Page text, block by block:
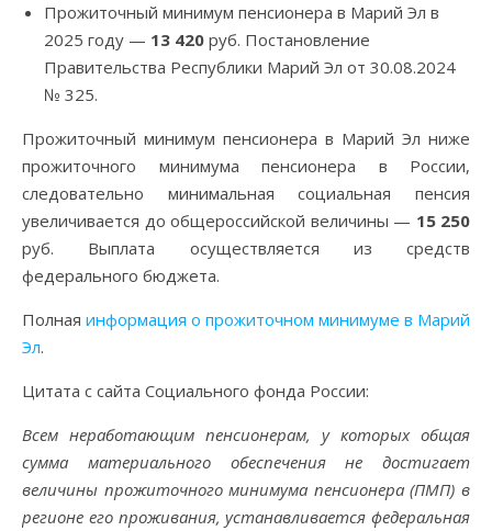
Прожиточный минимум пенсионера в Марий Эл в
2025 году — 13 420 руб. Постановление
Правительства Республики Марий Эл от 30.08.2024
№ 325.
Прожиточный минимум пенсионера в Марий Эл ниже
прожиточного минимума пенсионера в России,
следовательно минимальная социальная пенсия
увеличивается до общероссийской величины — 15 250
руб. Выплата осуществляется из средств
федерального бюджета.
Полная информация о прожиточном минимуме в Марий
Эл.
Цитата с сайта Социального фонда России:
Всем неработающим пенсионерам, у которых общая
сумма материального обеспечения не достигает
величины прожиточного минимума пенсионера (ПМП) в
регионе его проживания, устанавливается федеральная